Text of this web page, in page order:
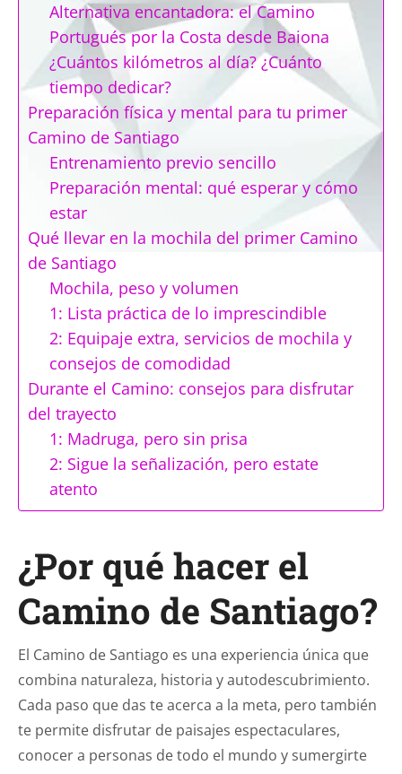
Alternativa encantadora: el Camino
Portugués por la Costa desde Baiona
¿Cuántos kilómetros al día? ¿Cuánto
tiempo dedicar?
Preparación física y mental para tu primer
Camino de Santiago
Entrenamiento previo sencillo
Preparación mental: qué esperar y cómo
estar
Qué llevar en la mochila del primer Camino
de Santiago
Mochila, peso y volumen
1: Lista práctica de lo imprescindible
2: Equipaje extra, servicios de mochila y
consejos de comodidad
Durante el Camino: consejos para disfrutar
del trayecto
1: Madruga, pero sin prisa
2: Sigue la señalización, pero estate
atento
¿Por qué hacer el
Camino de Santiago?
El Camino de Santiago es una experiencia única que
combina naturaleza, historia y autodescubrimiento.
Cada paso que das te acerca a la meta, pero también
te permite disfrutar de paisajes espectaculares,
conocer a personas de todo el mundo y sumergirte